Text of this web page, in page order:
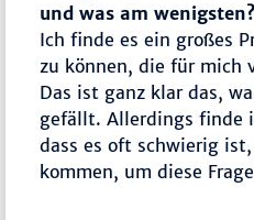
und was am wenigsten?
Ich finde es ein großes
zu können, die für mich
Das ist ganz klar das,
gefällt. Allerdings finde
dass es oft schwierig
kommen, um diese